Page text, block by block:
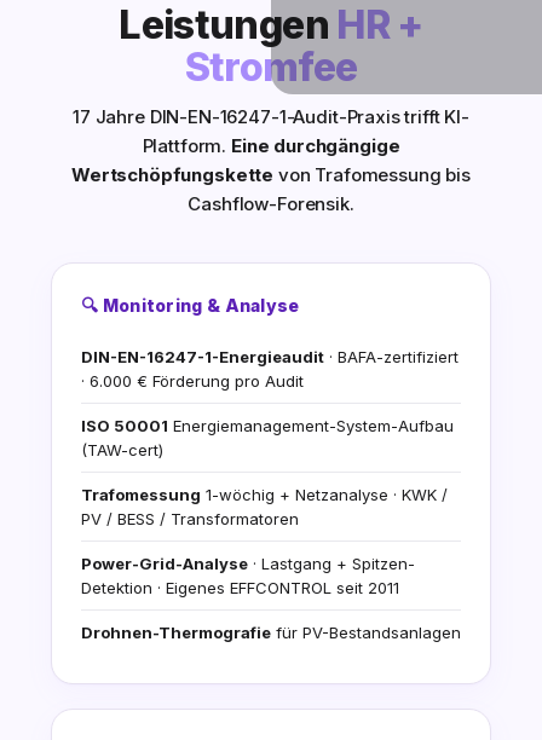
Leistungen HR +
Stromfee
17 Jahre DIN-EN-16247-1-Audit-Praxis trifft KI-
Plattform. Eine durchgängige
Wertschöpfungskette von Trafomessung bis
Cashflow-Forensik.
🔍 Monitoring & Analyse
DIN-EN-16247-1-Energieaudit · BAFA-zertifiziert
· 6.000 € Förderung pro Audit
ISO 50001 Energiemanagement-System-Aufbau
(TAW-cert)
Trafomessung 1-wöchig + Netzanalyse · KWK /
PV / BESS / Transformatoren
Power-Grid-Analyse · Lastgang + Spitzen-
Detektion · Eigenes EFFCONTROL seit 2011
Drohnen-Thermografie für PV-Bestandsanlagen